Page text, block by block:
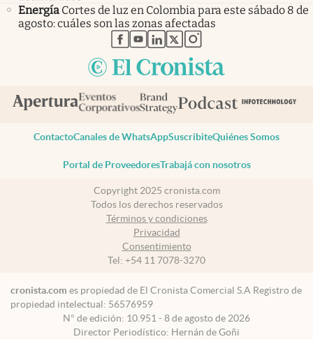
Energía Cortes de luz en Colombia para este sábado 8 de
agosto: cuáles son las zonas afectadas
abre en nueva pestaña
abre en nueva pestaña
abre en nueva pestaña
abre en nueva pestaña
abre en nueva pestaña
ContactoCanales de WhatsAppSuscribiteQuiénes Somos
Portal de ProveedoresTrabajá con nosotros
Copyright 2025 cronista.com
Todos los derechos reservados
Términos y condiciones
Privacidad
Consentimiento
Tel: +54 11 7078-3270
cronista.com es propiedad de El Cronista Comercial S.A Registro de
propiedad intelectual: 56576959
N° de edición: 10.951 - 8 de agosto de 2026
Director Periodístico: Hernán de Goñi